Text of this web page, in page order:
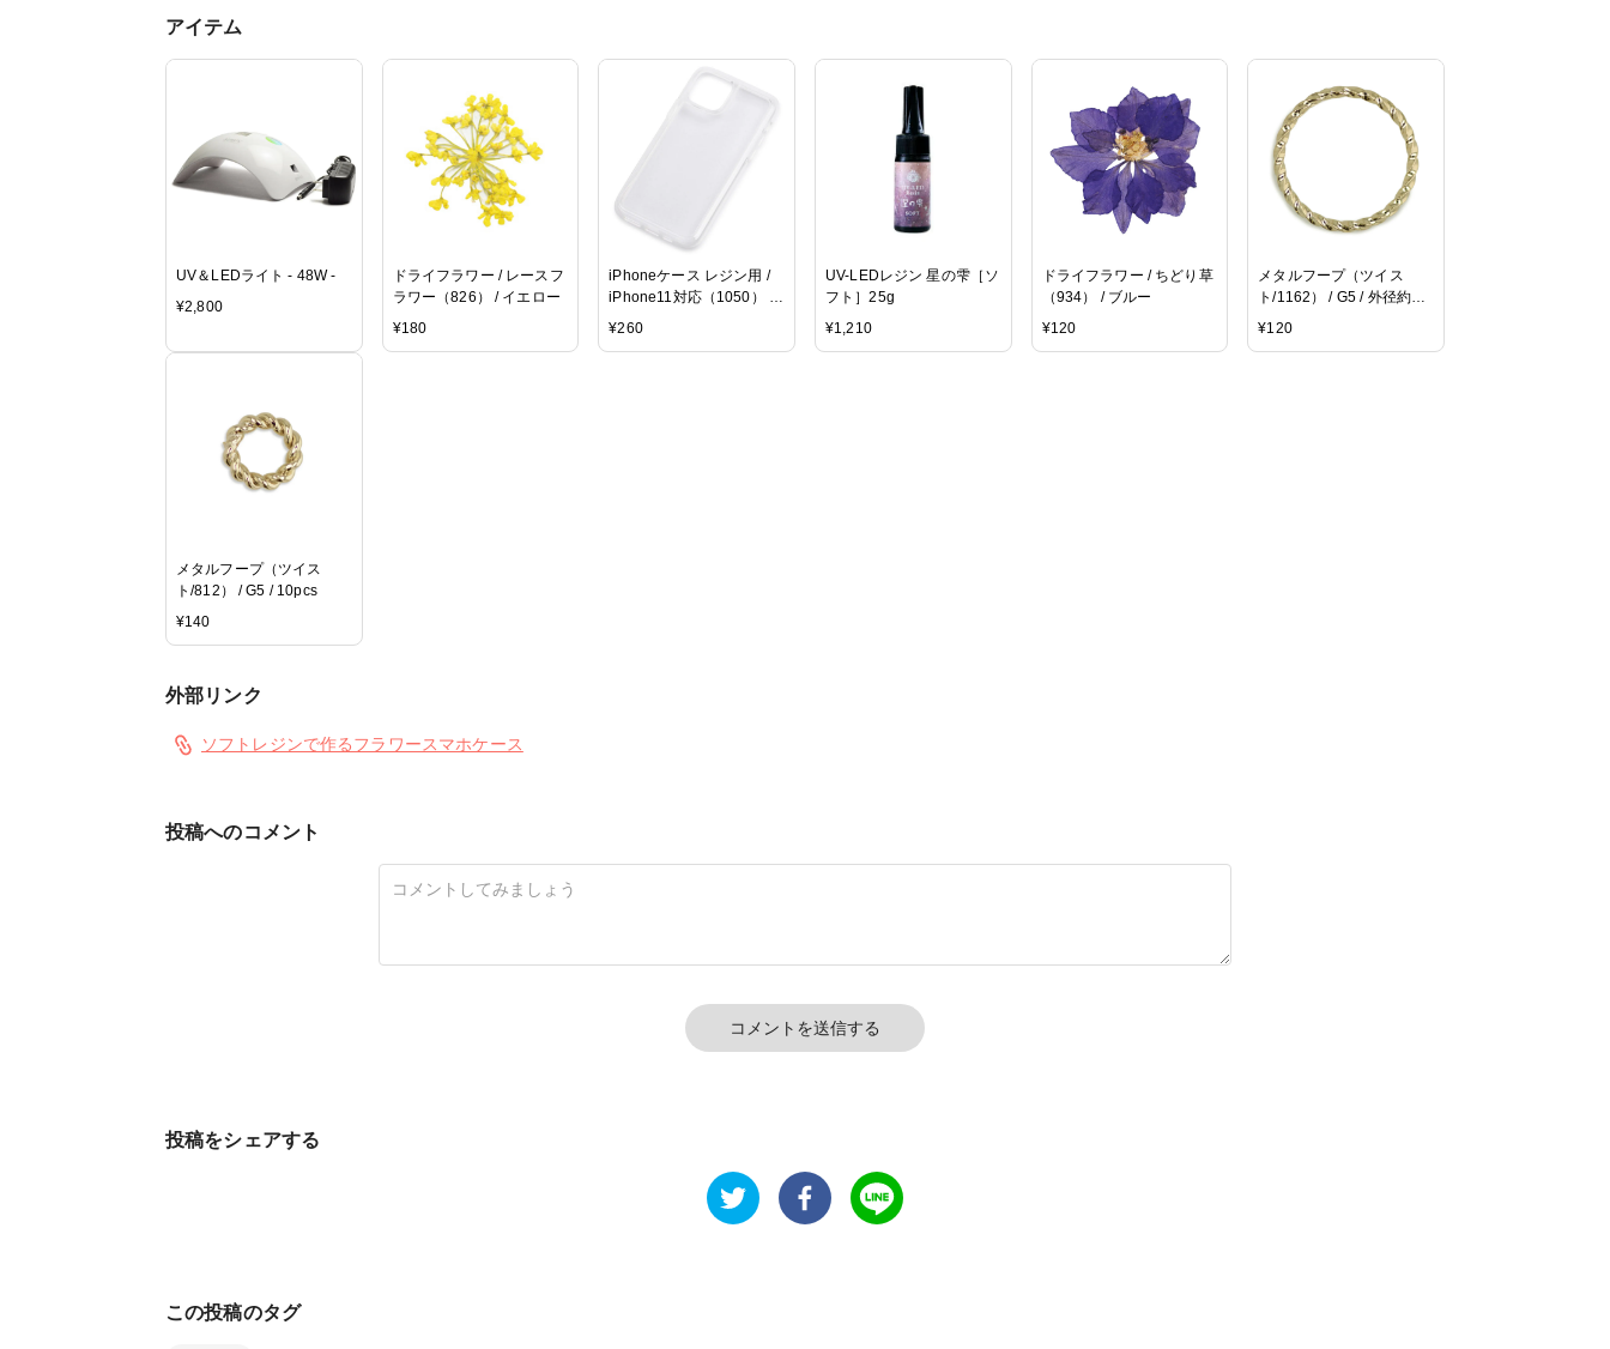
アイテム
UV＆LEDライト - 48W -
¥2,800
ドライフラワー / レースフ
ラワー（826） / イエロー
¥180
iPhoneケース レジン用 /
iPhone11対応（1050） /
クリア
¥260
UV-LEDレジン 星の雫［ソ
フト］25g
¥1,210
ドライフラワー / ちどり草
（934） / ブルー
¥120
メタルフープ（ツイス
ト/1162） / G5 / 外径約
7mm / 5pcs
¥120
メタルフープ（ツイス
ト/812） / G5 / 10pcs
¥140
外部リンク
ソフトレジンで作るフラワースマホケース
投稿へのコメント
コメントを送信する
投稿をシェアする
この投稿のタグ